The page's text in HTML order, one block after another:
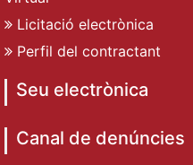
Licitació electrònica
Perfil del contractant
Seu electrònica
Canal de denúncies